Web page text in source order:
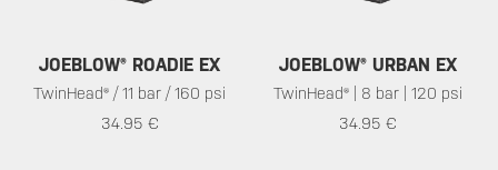
JOEBLOW® ROADIE EX
TwinHead® / 11 bar / 160 psi
34.95 €
JOEBLOW® URBAN EX
TwinHead® | 8 bar | 120 psi
34.95 €